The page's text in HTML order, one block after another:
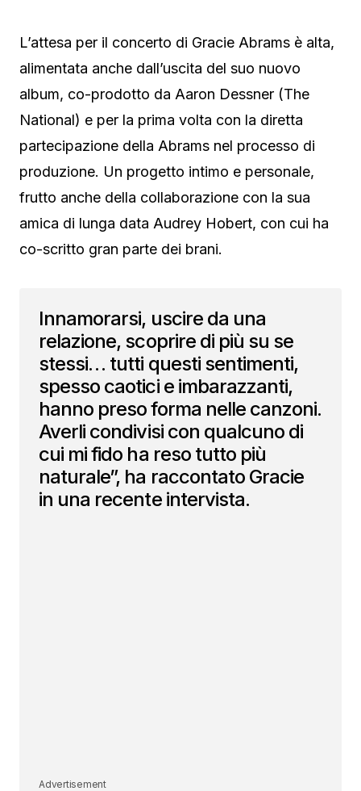
L’attesa per il concerto di Gracie Abrams è alta,
alimentata anche dall’uscita del suo nuovo
album, co-prodotto da Aaron Dessner (The
National) e per la prima volta con la diretta
partecipazione della Abrams nel processo di
produzione. Un progetto intimo e personale,
frutto anche della collaborazione con la sua
amica di lunga data Audrey Hobert, con cui ha
co-scritto gran parte dei brani.
Innamorarsi, uscire da una
relazione, scoprire di più su se
stessi… tutti questi sentimenti,
spesso caotici e imbarazzanti,
hanno preso forma nelle canzoni.
Averli condivisi con qualcuno di
cui mi fido ha reso tutto più
naturale”, ha raccontato Gracie
in una recente intervista.
Advertisement